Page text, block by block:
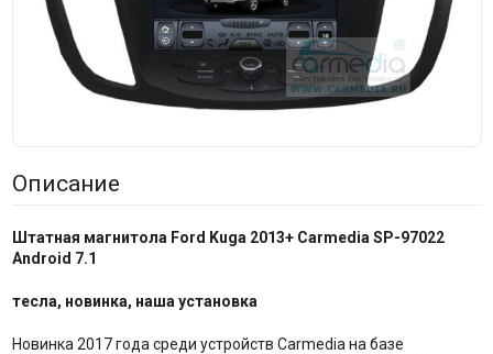
Описание
Штатная магнитола Ford Kuga 2013+ Carmedia SP-97022
Android 7.1
тесла, новинка, наша установка
Новинка 2017 года среди устройств Carmedia на базе